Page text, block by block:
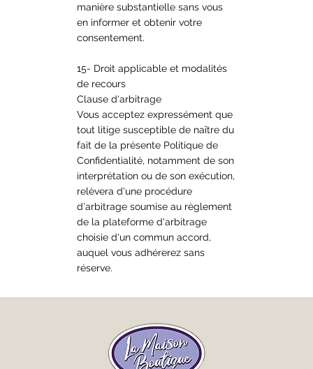
manière substantielle sans vous
en informer et obtenir votre
consentement.
15- Droit applicable et modalités
de recours
Clause d'arbitrage
Vous acceptez expressément que
tout litige susceptible de naître du
fait de la présente Politique de
Confidentialité, notamment de son
interprétation ou de son exécution,
relèvera d'une procédure
d'arbitrage soumise au règlement
de la plateforme d'arbitrage
choisie d'un commun accord,
auquel vous adhérerez sans
réserve.